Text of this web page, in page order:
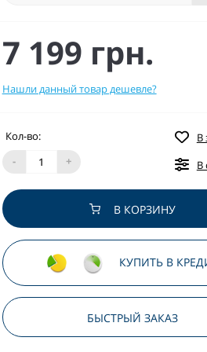
7 199 грн.
Нашли данный товар дешевле?
Кол-во:
-
+
В
В
В КОРЗИНУ
КУПИТЬ В
БЫСТРЫЙ ЗАКАЗ